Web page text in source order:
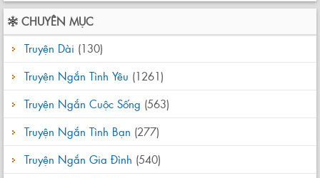
CHUYÊN MỤC
Truyện Dài (130)
Truyện Ngắn Tình Yêu (1261)
Truyện Ngắn Cuộc Sống (563)
Truyện Ngắn Tình Bạn (277)
Truyện Ngắn Gia Đình (540)